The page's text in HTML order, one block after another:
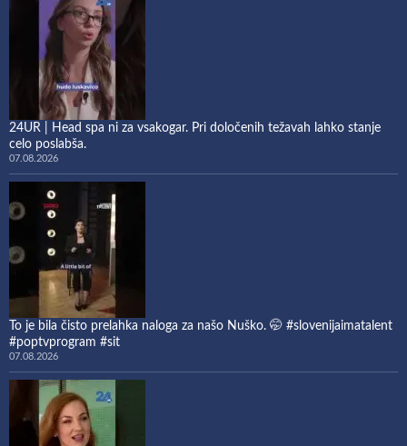
24UR | Head spa ni za vsakogar. Pri določenih težavah lahko stanje
celo poslabša.
07.08.2026
To je bila čisto prelahka naloga za našo Nuško. 🤭 #slovenijaimatalent
#poptvprogram #sit
07.08.2026